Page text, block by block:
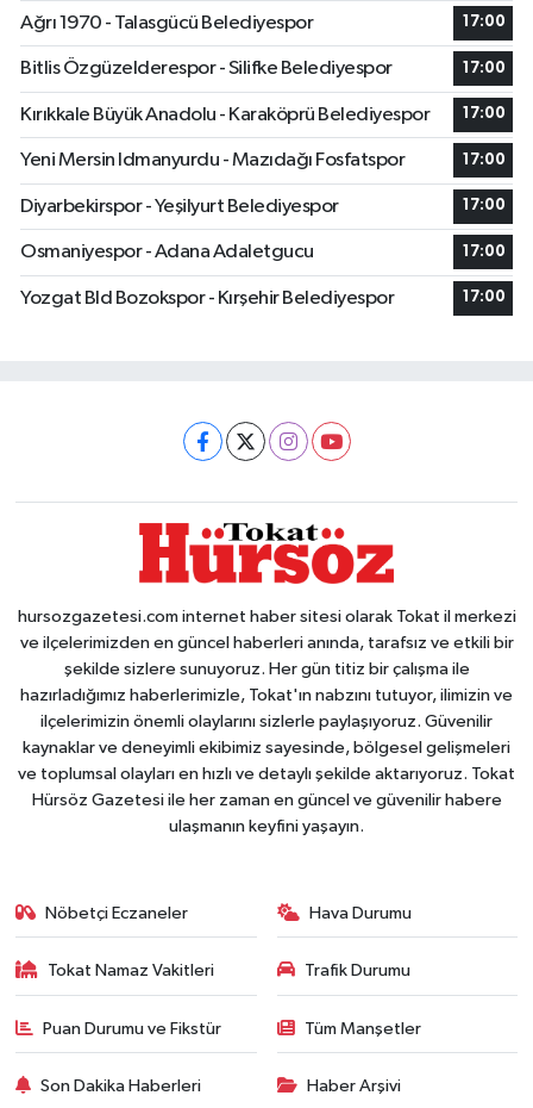
Ağrı 1970 - Talasgücü Belediyespor 17:00
Bitlis Özgüzelderespor - Silifke Belediyespor 17:00
Kırıkkale Büyük Anadolu - Karaköprü Belediyespor 17:00
Yeni Mersin Idmanyurdu - Mazıdağı Fosfatspor 17:00
Diyarbekirspor - Yeşilyurt Belediyespor 17:00
Osmaniyespor - Adana Adaletgucu 17:00
Yozgat Bld Bozokspor - Kırşehir Belediyespor 17:00
hursozgazetesi.com internet haber sitesi olarak Tokat il merkezi
ve ilçelerimizden en güncel haberleri anında, tarafsız ve etkili bir
şekilde sizlere sunuyoruz. Her gün titiz bir çalışma ile
hazırladığımız haberlerimizle, Tokat'ın nabzını tutuyor, ilimizin ve
ilçelerimizin önemli olaylarını sizlerle paylaşıyoruz. Güvenilir
kaynaklar ve deneyimli ekibimiz sayesinde, bölgesel gelişmeleri
ve toplumsal olayları en hızlı ve detaylı şekilde aktarıyoruz. Tokat
Hürsöz Gazetesi ile her zaman en güncel ve güvenilir habere
ulaşmanın keyfini yaşayın.
Nöbetçi Eczaneler Hava Durumu
Tokat Namaz Vakitleri Trafik Durumu
Puan Durumu ve Fikstür Tüm Manşetler
Son Dakika Haberleri Haber Arşivi